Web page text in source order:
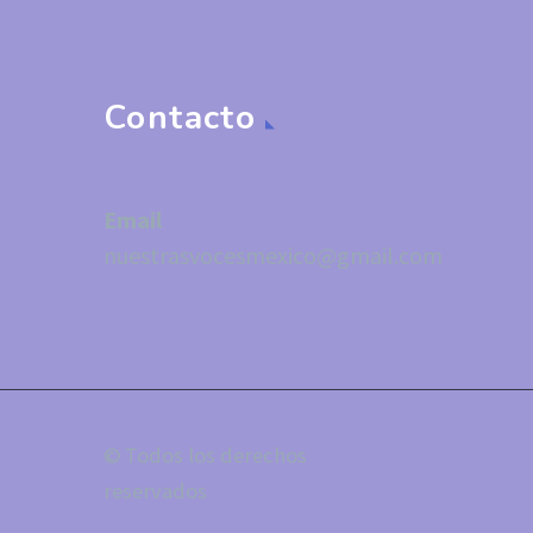
Contacto
Email
nuestrasvocesmexico@gmail.com
© Todos los derechos
reservados